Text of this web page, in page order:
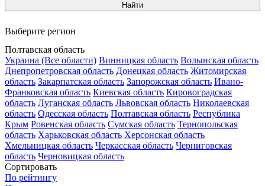
Найти
Выберите регион
Полтавская область
Украина (Все области) Винницкая область Волынская область
Днепропетровская область Донецкая область Житомирская
область Закарпатская область Запорожская область Ивано-
Франковская область Киевская область Кировоградская
область Луганская область Львовская область Николаевская
область Одесская область Полтавская область Республика
Крым Ровенская область Сумская область Тернопольская
область Харьковская область Херсонская область
Хмельницкая область Черкасская область Черниговская
область Черновицкая область
Сортировать
По рейтингу